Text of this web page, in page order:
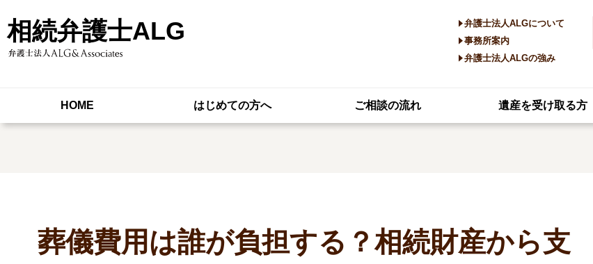
相続弁護士ALG
弁護士法人ALGについて
事務所案内
弁護士法人ALGの強み
HOME はじめての方へ ご相談の流れ 遺産を受け取る方
葬儀費用は誰が負担する？相続財産から支